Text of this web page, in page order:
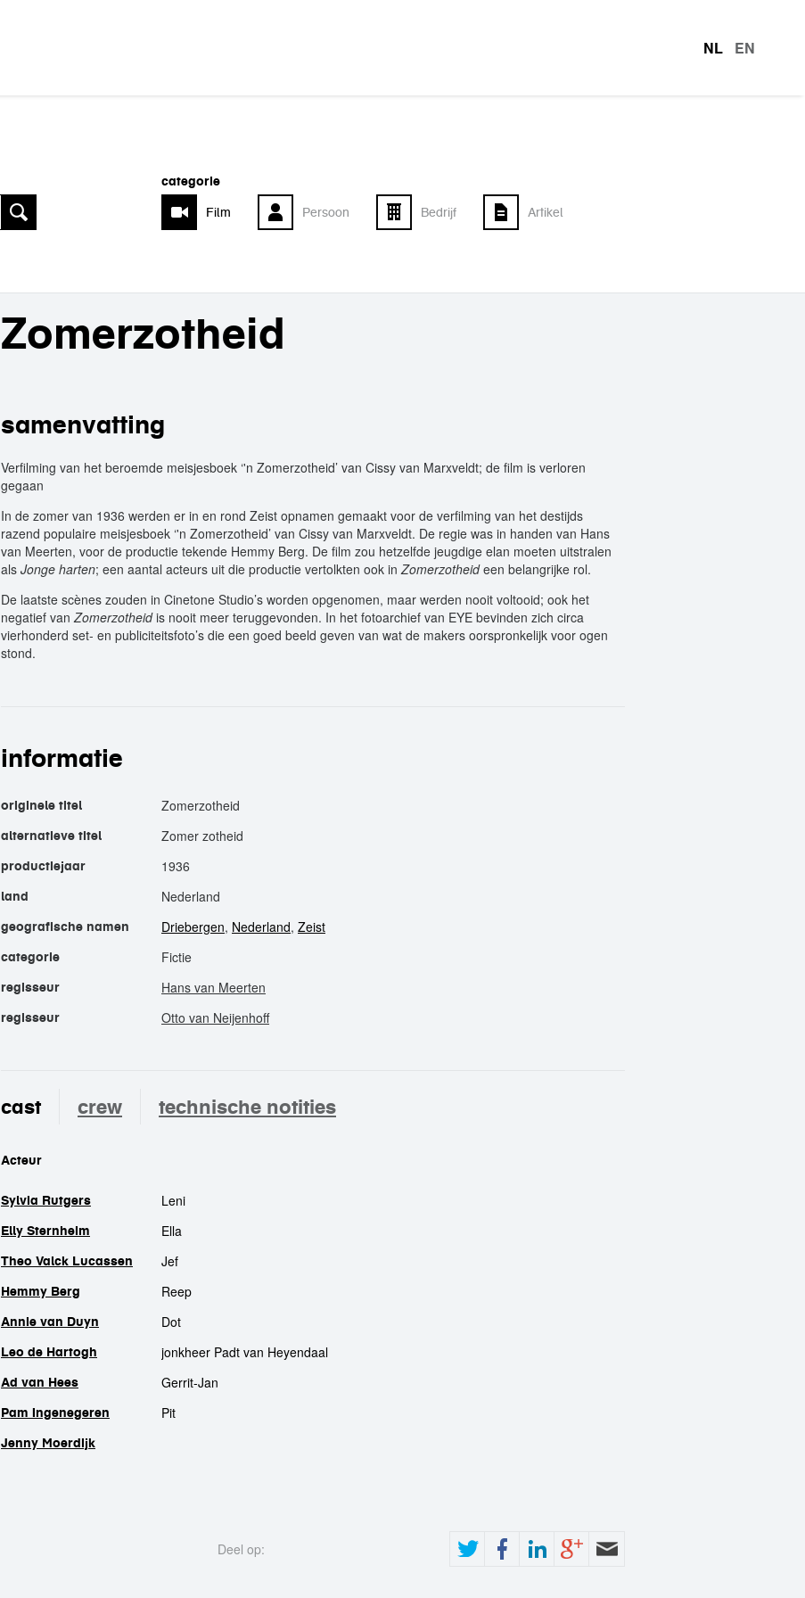
NL EN
categorie
Film
Persoon Bedrijf Artikel
Zomerzotheid
samenvatting
Verfilming van het beroemde meisjesboek ‘'n Zomerzotheid’ van Cissy van Marxveldt; de film is verloren
gegaan
In de zomer van 1936 werden er in en rond Zeist opnamen gemaakt voor de verfilming van het destijds
razend populaire meisjesboek ‘'n Zomerzotheid’ van Cissy van Marxveldt. De regie was in handen van Hans
van Meerten, voor de productie tekende Hemmy Berg. De film zou hetzelfde jeugdige elan moeten uitstralen
als Jonge harten; een aantal acteurs uit die productie vertolkten ook inZomerzotheideen belangrijke rol.
De laatste scènes zouden in Cinetone Studio’s worden opgenomen, maar werden nooit voltooid; ook het
negatief vanZomerzotheidis nooit meer teruggevonden. In het fotoarchief van EYE bevinden zich circa
vierhonderd set- en publiciteitsfoto’s die een goed beeld geven van wat de makers oorspronkelijk voor ogen
stond.
informatie
originele titel Zomerzotheid
alternatieve titel Zomer zotheid
productiejaar 1936
land Nederland
geografische namen Driebergen, Nederland, Zeist
categorie Fictie
regisseur Hans van Meerten
regisseur Otto van Neijenhoff
cast crew technische notities
cast
Acteur
Sylvia Rutgers Leni
Elly Sternheim Ella
Theo Valck Lucassen Jef
Hemmy Berg Reep
Annie van Duyn Dot
Leo de Hartogh jonkheer Padt van Heyendaal
Ad van Hees Gerrit-Jan
Pam Ingenegeren Pit
Jenny Moerdijk
Deel op: